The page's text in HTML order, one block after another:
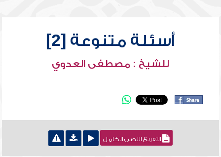
أسئلة متنوعة [2]
للشيخ : مصطفى العدوي
التفريغ النصي الكامل